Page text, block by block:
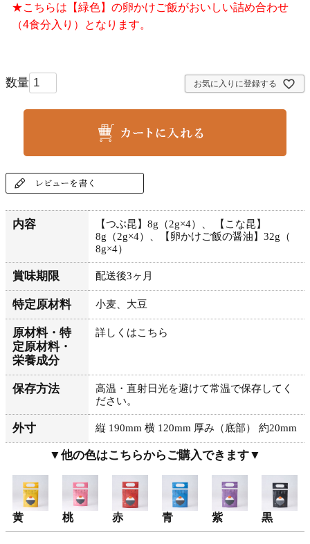
★こちらは【緑色】の卵かけご飯がおいしい詰め合わせ
（4食分入り）となります。
お気に入りに登録する
内容
【つぶ昆】8g（2g×4）、 【こな昆】
8g（2g×4）、【卵かけご飯の醤油】32g（
8g×4）
賞味期限 配送後3ヶ月
特定原材料 小麦、大豆
原材料・特
定原材料・
栄養成分
詳しくはこちら
保存方法
高温・直射日光を避けて常温で保存してく
ださい。
外寸 縦 190mm 横 120mm 厚み（底部） 約20mm
▼他の色はこちらからご購入できます▼
黄 桃 赤 青 紫 黒